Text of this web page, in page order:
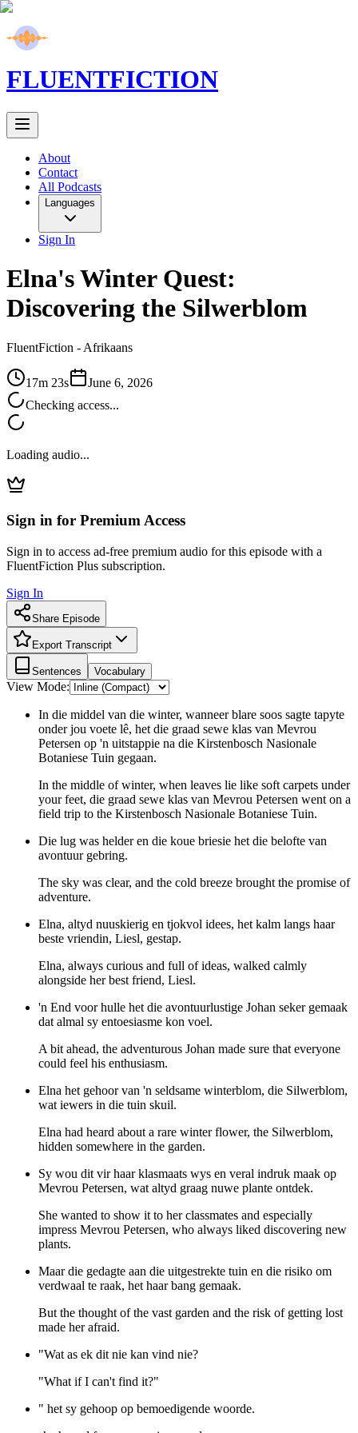
FLUENTFICTION
About
Contact
All Podcasts
Languages
Sign In
Elna's Winter Quest:
Discovering the Silwerblom
FluentFiction - Afrikaans
17m 23s
June 6, 2026
Checking access...
Loading audio...
Sign in for Premium Access
Sign in to access ad-free premium audio for this episode with a
FluentFiction Plus subscription.
Sign In
Share Episode
Export Transcript
Sentences Vocabulary
View Mode:
In die middel van die winter, wanneer blare soos sagte tapyte
onder jou voete lê, het die graad sewe klas van Mevrou
Petersen op 'n uitstappie na die Kirstenbosch Nasionale
Botaniese Tuin gegaan.
In the middle of winter, when leaves lie like soft carpets under
your feet, die graad sewe klas van Mevrou Petersen went on a
field trip to the Kirstenbosch Nasionale Botaniese Tuin.
Die lug was helder en die koue briesie het die belofte van
avontuur gebring.
The sky was clear, and the cold breeze brought the promise of
adventure.
Elna, altyd nuuskierig en tjokvol idees, het kalm langs haar
beste vriendin, Liesl, gestap.
Elna, always curious and full of ideas, walked calmly
alongside her best friend, Liesl.
'n End voor hulle het die avontuurlustige Johan seker gemaak
dat almal sy entoesiasme kon voel.
A bit ahead, the adventurous Johan made sure that everyone
could feel his enthusiasm.
Elna het gehoor van 'n seldsame winterblom, die Silwerblom,
wat iewers in die tuin skuil.
Elna had heard about a rare winter flower, the Silwerblom,
hidden somewhere in the garden.
Sy wou dit vir haar klasmaats wys en veral indruk maak op
Mevrou Petersen, wat altyd graag nuwe plante ontdek.
She wanted to show it to her classmates and especially
impress Mevrou Petersen, who always liked discovering new
plants.
Maar die gedagte aan die uitgestrekte tuin en die risiko om
verdwaal te raak, het haar bang gemaak.
But the thought of the vast garden and the risk of getting lost
made her afraid.
"Wat as ek dit nie kan vind nie?
"What if I can't find it?"
" het sy gehoop op bemoedigende woorde.